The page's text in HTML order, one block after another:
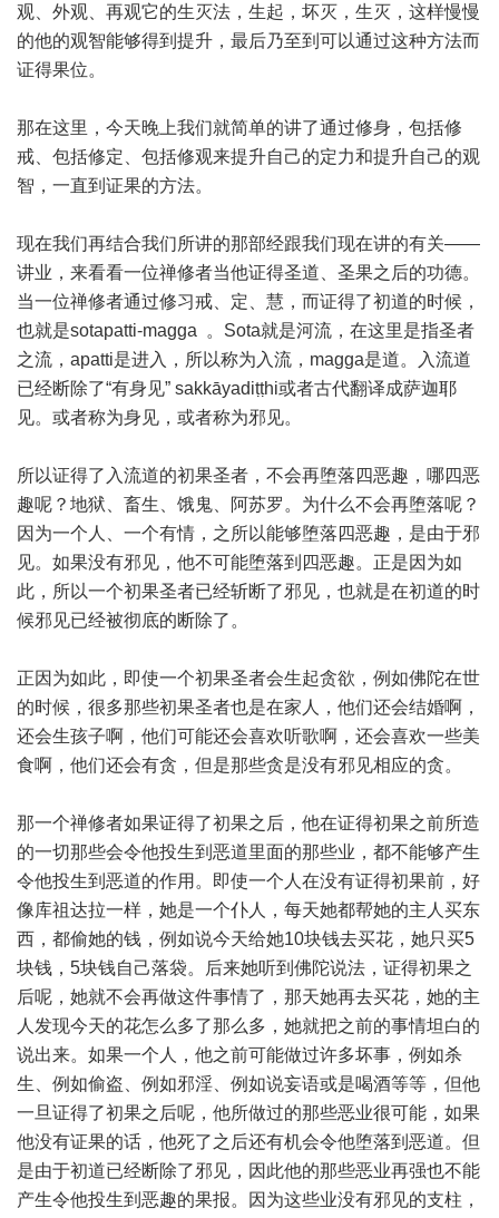
观、外观、再观它的生灭法，生起，坏灭，生灭，这样慢慢
的他的观智能够得到提升，最后乃至到可以通过这种方法而
证得果位。
那在这里，今天晚上我们就简单的讲了通过修身，包括修
戒、包括修定、包括修观来提升自己的定力和提升自己的观
智，一直到证果的方法。
现在我们再结合我们所讲的那部经跟我们现在讲的有关——
讲业，来看看一位禅修者当他证得圣道、圣果之后的功德。
当一位禅修者通过修习戒、定、慧，而证得了初道的时候，
也就是sotapatti-magga 。Sota就是河流，在这里是指圣者
之流，apatti是进入，所以称为入流，magga是道。入流道
已经断除了“有身见” sakkāyadiṭṭhi或者古代翻译成萨迦耶
见。或者称为身见，或者称为邪见。
所以证得了入流道的初果圣者，不会再堕落四恶趣，哪四恶
趣呢？地狱、畜生、饿鬼、阿苏罗。为什么不会再堕落呢？
因为一个人、一个有情，之所以能够堕落四恶趣，是由于邪
见。如果没有邪见，他不可能堕落到四恶趣。正是因为如
此，所以一个初果圣者已经斩断了邪见，也就是在初道的时
候邪见已经被彻底的断除了。
正因为如此，即使一个初果圣者会生起贪欲，例如佛陀在世
的时候，很多那些初果圣者也是在家人，他们还会结婚啊，
还会生孩子啊，他们可能还会喜欢听歌啊，还会喜欢一些美
食啊，他们还会有贪，但是那些贪是没有邪见相应的贪。
那一个禅修者如果证得了初果之后，他在证得初果之前所造
的一切那些会令他投生到恶道里面的那些业，都不能够产生
令他投生到恶道的作用。即使一个人在没有证得初果前，好
像库祖达拉一样，她是一个仆人，每天她都帮她的主人买东
西，都偷她的钱，例如说今天给她10块钱去买花，她只买5
块钱，5块钱自己落袋。后来她听到佛陀说法，证得初果之
后呢，她就不会再做这件事情了，那天她再去买花，她的主
人发现今天的花怎么多了那么多，她就把之前的事情坦白的
说出来。如果一个人，他之前可能做过许多坏事，例如杀
生、例如偷盗、例如邪淫、例如说妄语或是喝酒等等，但他
一旦证得了初果之后呢，他所做过的那些恶业很可能，如果
他没有证果的话，他死了之后还有机会令他堕落到恶道。但
是由于初道已经断除了邪见，因此他的那些恶业再强也不能
产生令他投生到恶趣的果报。因为这些业没有邪见的支柱，